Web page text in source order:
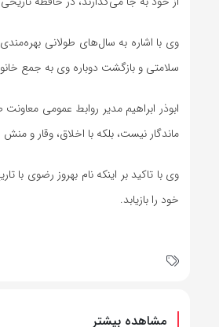
وی با اشاره به سال‌های طولانی
سلامتی و بازگشت دوباره وی به جمع
ابوذر ابراهیم مدیر روابط عمومی
ماندگار نیست، بلکه با اخلاق، وقار و
وی با تاکید بر اینکه نام بهروز رضوی با
خود را بازیابد.
مشاهده بیشتر